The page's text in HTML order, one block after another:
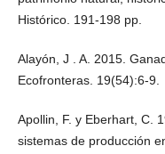
Histórico. 191-198 pp.
Alayón, J . A. 2015.
Ecofronteras. 19(54):6-9.
Apollin, F. y Eberhart, C.
sistemas de producción